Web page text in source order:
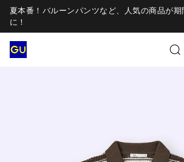
夏本番！バルーンパンツなど、人気の商品が期
に！